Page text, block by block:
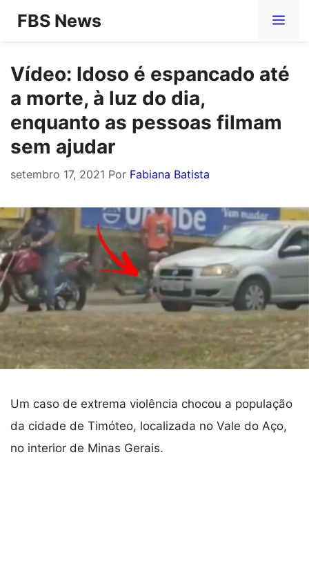
Pular
conteúdo
FBS News
Vídeo: Idoso é espancado até
a morte, à luz do dia,
enquanto as pessoas filmam
sem ajudar
setembro 17, 2021 Por Fabiana Batista
Um caso de extrema violência chocou a população
da cidade de Timóteo, localizada no Vale do Aço,
no interior de Minas Gerais.